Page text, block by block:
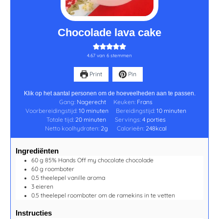
Chocolade lava cake
4.67 van 6 stemmen
Print Pin
Klik op het aantal personen om de hoeveelheden aan te passen.
Gang: Nagerecht Keuken: Frans
Voorbereidingstijd:10 minuten Bereidingstijd: 10 minuten
Totale tijd: 20 minuten Servings: 4 porties
Netto koolhydraten: 2g Calorieën: 248kcal
Ingrediënten
60 g 85% Hands Off my chocolate chocolade
60 g roomboter
0.5 theelepel vanille aroma
3 eieren
0.5 theelepel roomboterom de ramekins in te vetten
Instructies